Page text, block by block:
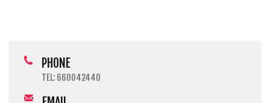
PHONE
TEL: 660042440